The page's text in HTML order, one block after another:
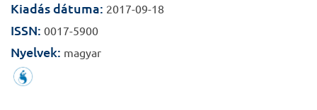
Kiadás dátuma: 2017-09-18
ISSN: 0017-5900
Nyelvek: magyar